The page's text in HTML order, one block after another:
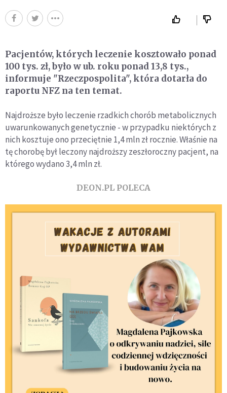
Pacjentów, których leczenie kosztowało ponad
100 tys. zł, było w ub. roku ponad 13,8 tys.,
informuje "Rzeczpospolita", która dotarła do
raportu NFZ na ten temat.
Najdroższe było leczenie rzadkich chorób metabolicznych
uwarunkowanych genetycznie - w przypadku niektórych z
nich kosztuje ono przeciętnie 1,4 mln zł rocznie. Właśnie na
tę chorobę był leczony najdroższy zeszłoroczny pacjent, na
którego wydano 3,4 mln zł.
DEON.PL POLECA